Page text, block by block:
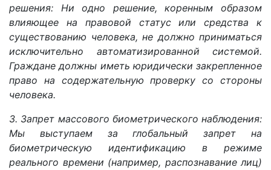
решения: Ни одно решение, коренным образом
влияющее на правовой статус или средства к
существованию человека, не должно приниматься
исключительно автоматизированной системой.
Граждане должны иметь юридически закрепленное
право на содержательную проверку со стороны
человека.
3. Запрет массового биометрического наблюдения:
Мы выступаем за глобальный запрет на
биометрическую идентификацию в режиме
реального времени (например, распознавание лиц)